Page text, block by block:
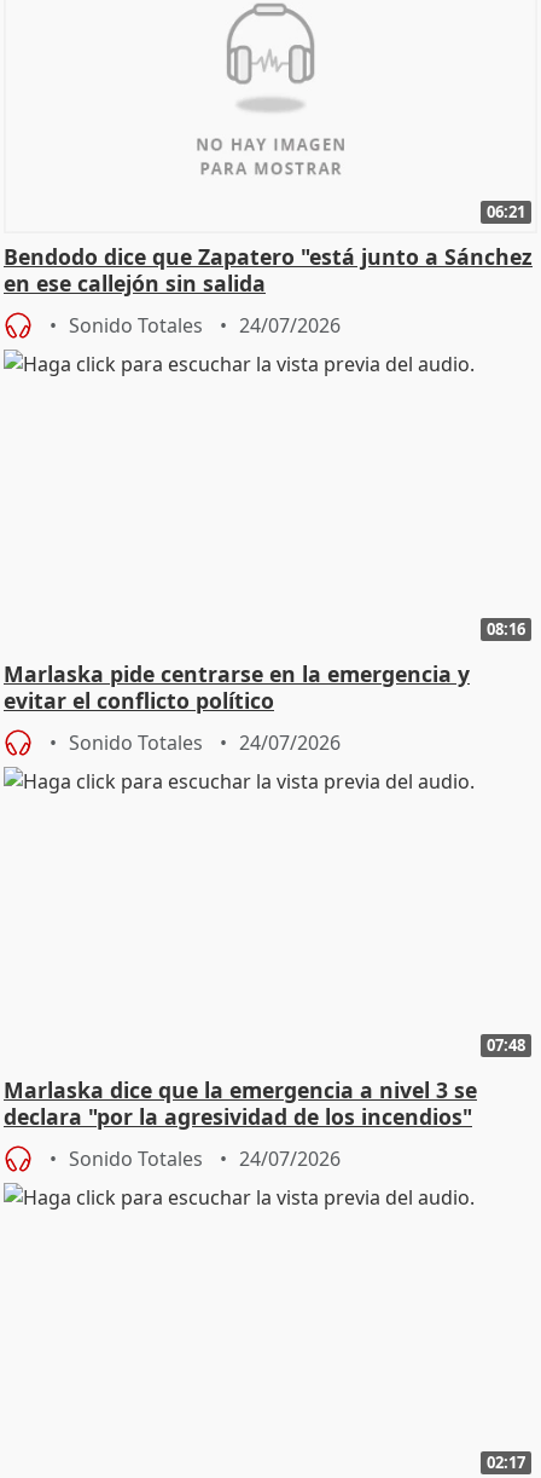
06:21
Bendodo dice que Zapatero "está junto a Sánchez
en ese callejón sin salida
Sonido Totales 24/07/2026
08:16
Marlaska pide centrarse en la emergencia y
evitar el conflicto político
Sonido Totales 24/07/2026
07:48
Marlaska dice que la emergencia a nivel 3 se
declara "por la agresividad de los incendios"
Sonido Totales 24/07/2026
02:17